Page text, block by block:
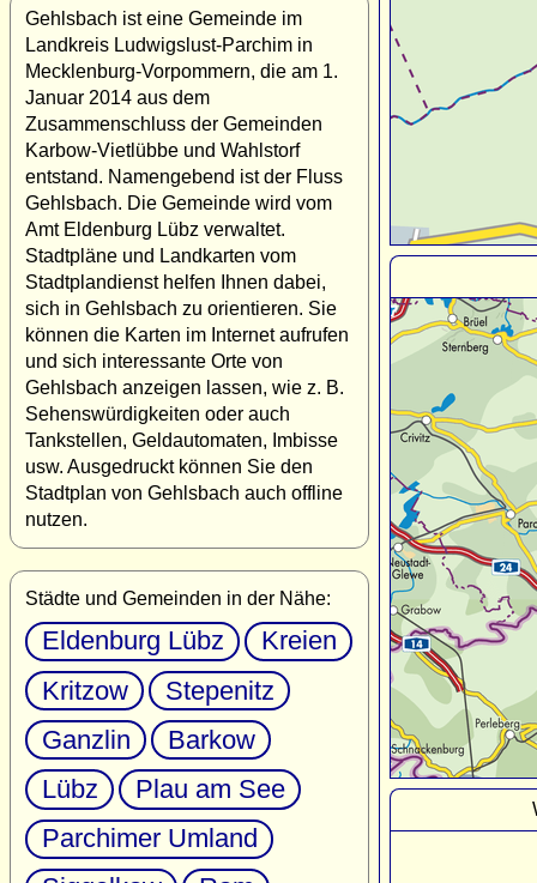
Gehlsbach ist eine Gemeinde im
Landkreis Ludwigslust-Parchim in
Mecklenburg-Vorpommern, die am 1.
Januar 2014 aus dem
Zusammenschluss der Gemeinden
Karbow-Vietlübbe und Wahlstorf
entstand. Namengebend ist der Fluss
Gehlsbach. Die Gemeinde wird vom
Amt Eldenburg Lübz verwaltet.
Stadtpläne und Landkarten vom
Stadtplandienst helfen Ihnen dabei,
sich in Gehlsbach zu orientieren. Sie
können die Karten im Internet aufrufen
und sich interessante Orte von
Gehlsbach anzeigen lassen, wie z. B.
Sehenswürdigkeiten oder auch
Tankstellen, Geldautomaten, Imbisse
usw. Ausgedruckt können Sie den
Stadtplan von Gehlsbach auch offline
nutzen.
Städte und Gemeinden in der Nähe:
Eldenburg Lübz
Kreien
Kritzow
Stepenitz
Ganzlin
Barkow
Lübz
Plau am See
Parchimer Umland